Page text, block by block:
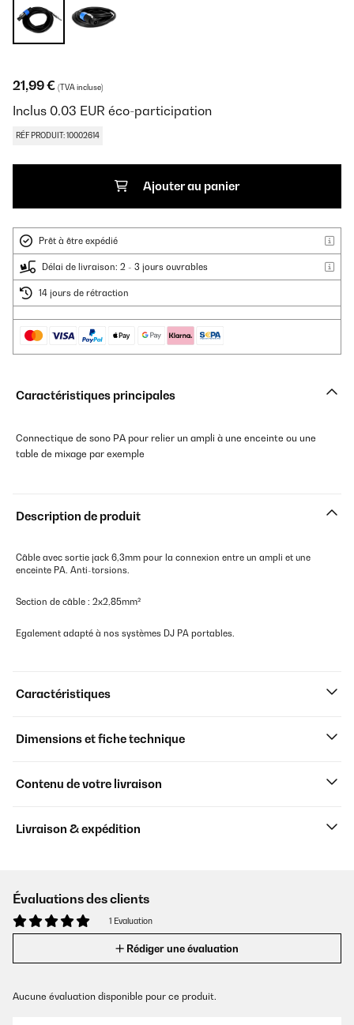
21,99 € (TVA incluse)
Inclus 0.03 EUR éco-participation
RÉF PRODUIT: 10002614
Ajouter au panier
Prêt à être expédié
Délai de livraison: 2 - 3 jours ouvrables
14 jours de rétraction
Caractéristiques principales
Connectique de sono PA pour relier un ampli à une enceinte ou une
table de mixage par exemple
Description de produit
Câble avec sortie jack 6,3mm pour la connexion entre un ampli et une
enceinte PA. Anti-torsions.
Section de câble : 2x2,85mm²
Egalement adapté à nos systèmes DJ PA portables.
Caractéristiques
Dimensions et fiche technique
Contenu de votre livraison
Livraison & expédition
Évaluations des clients
1 Evaluation
Rédiger une évaluation
Aucune évaluation disponible pour ce produit.